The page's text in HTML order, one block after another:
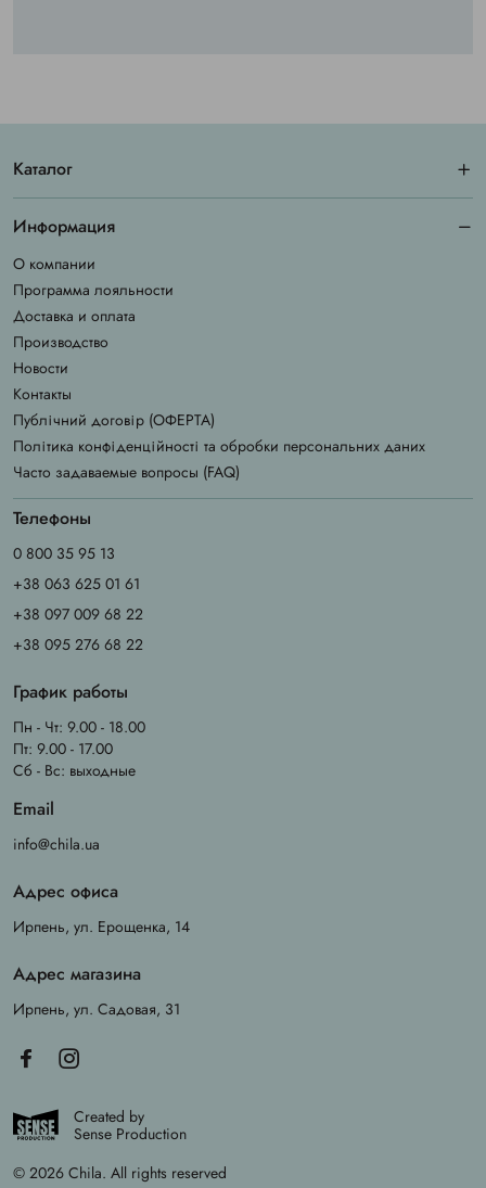
Каталог
Информация
О компании
Программа лояльности
Доставка и оплата
Производство
Новости
Контакты
Публічний договір (ОФЕРТА)
Політика конфіденційності та обробки персональних даних
Часто задаваемые вопросы (FAQ)
Телефоны
0 800 35 95 13
+38 063 625 01 61
+38 097 009 68 22
+38 095 276 68 22
График работы
Пн - Чт: 9.00 - 18.00
Пт: 9.00 - 17.00
Сб - Вс: выходные
Email
info@chila.ua
Адрес офиса
Ирпень, ул. Ерощенка, 14
Адрес магазина
Ирпень, ул. Садовая, 31
Created by
Sense Production
© 2026 Chila. All rights reserved